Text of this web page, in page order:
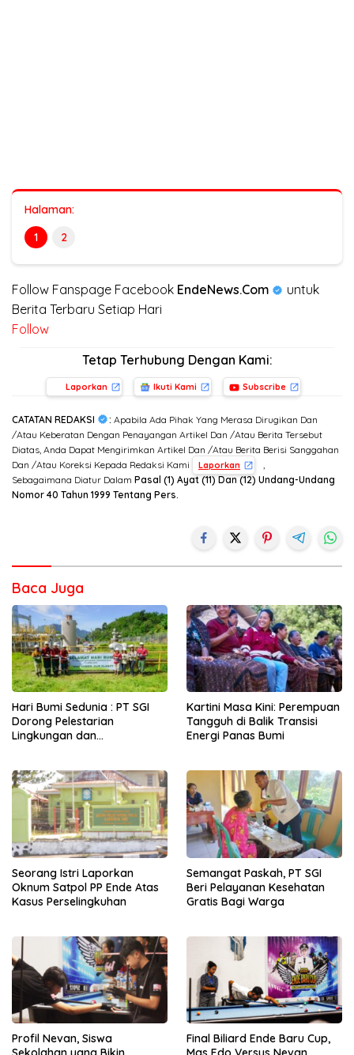
Halaman:
1
2
Follow Fanspage Facebook EndeNews.Com
untuk
Berita Terbaru Setiap Hari
Follow
Tetap Terhubung Dengan Kami:
Laporkan Ikuti Kami Subscribe
CATATAN REDAKSI : Apabila Ada Pihak Yang Merasa Dirugikan Dan
/Atau Keberatan Dengan Penayangan Artikel Dan /Atau Berita Tersebut
Diatas, Anda Dapat Mengirimkan Artikel Dan /Atau Berita Berisi Sanggahan
Dan /Atau Koreksi Kepada Redaksi Kami
Laporkan
,
Sebagaimana Diatur Dalam Pasal (1) Ayat (11) Dan (12) Undang-Undang
Nomor 40 Tahun 1999 Tentang Pers.
Baca Juga
Hari Bumi Sedunia : PT SGI
Dorong Pelestarian
Lingkungan dan
Kartini Masa Kini: Perempuan
Tangguh di Balik Transisi
Energi Panas Bumi
Seorang Istri Laporkan
Oknum Satpol PP Ende Atas
Kasus Perselingkuhan
Semangat Paskah, PT SGI
Beri Pelayanan Kesehatan
Gratis Bagi Warga
Profil Nevan, Siswa
Final Biliard Ende Baru Cup,